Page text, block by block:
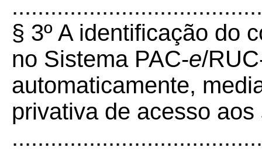
§ 3º A identificação do
no Sistema PAC-e/
automaticamente,
privativa de acesso